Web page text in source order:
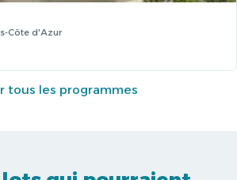
Côte d'Azur
tous les programmes